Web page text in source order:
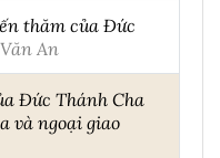
thăm của Đức
An
Đức Thánh Cha
và ngoại giao